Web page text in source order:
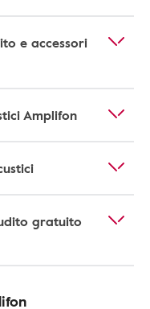
e accessori
Amplifon
gratuito